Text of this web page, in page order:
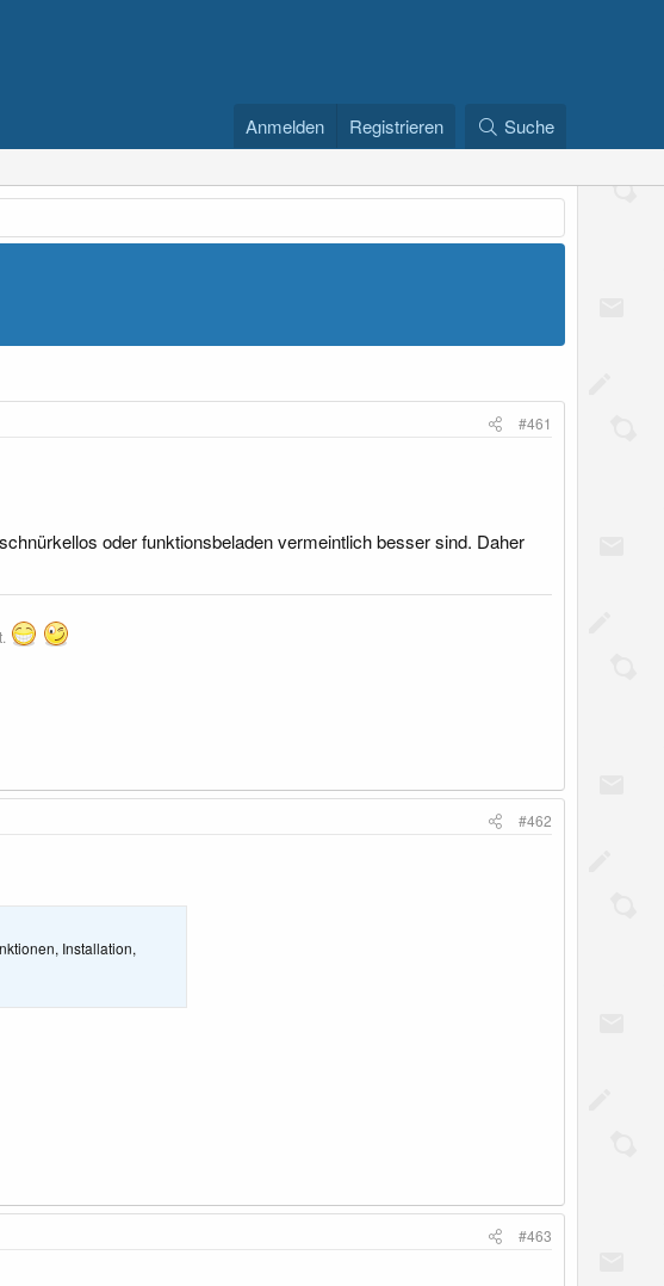
Anmelden Registrieren Suche
#461
oder funktionsbeladen vermeintlich besser sind. Daher
#462
Installation,
#463